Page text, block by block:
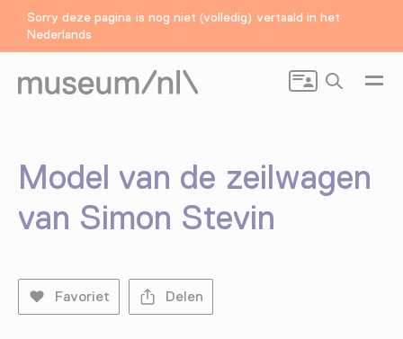
Sorry deze pagina is nog niet (volledig) vertaald in het
Nederlands
Zoeken
Model van de zeilwagen
van Simon Stevin
Favoriet Delen